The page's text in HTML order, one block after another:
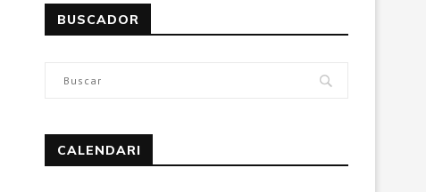
BUSCADOR
CALENDARI